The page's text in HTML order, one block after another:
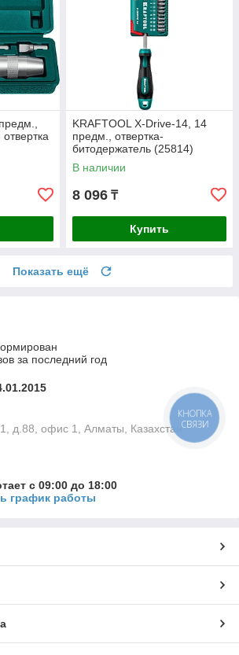
KRAFTOOL X-Drive-14, 14
предм., отвертка-
битодержатель (25814)
В наличии
8 096 ₸
Купить
Показать ещё
за последний год
д.88, офис 1, Алматы, Казахстан
с 09:00 до 18:00
график работы
КНОПКА
СВЯЗИ